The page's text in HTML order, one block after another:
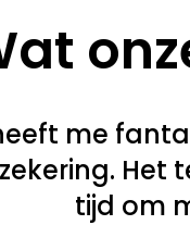
me
tijd om